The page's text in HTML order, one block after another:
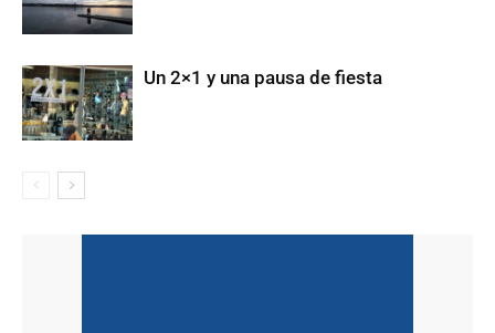
Un 2×1 y una pausa de fiesta